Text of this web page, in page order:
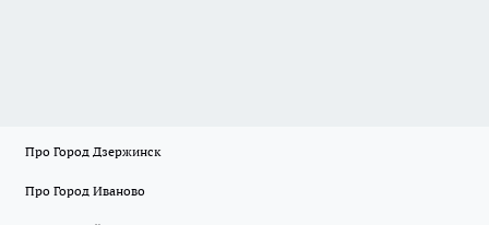
Про Город Дзержинск
Про Город Иваново